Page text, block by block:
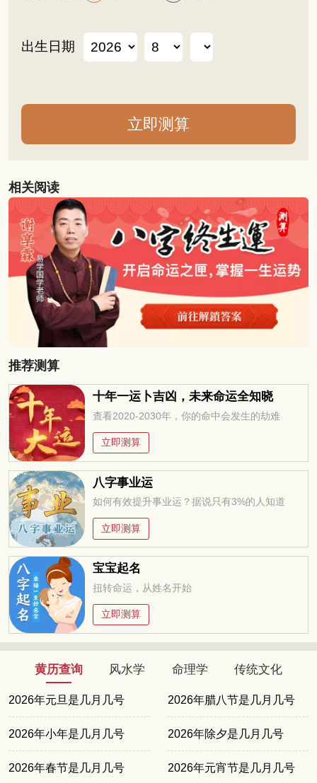
出生日期
相关阅读
推荐测算
十年一运卜吉凶，未来命运全知晓
查看2020-2030年，你的命中会发生的劫难
立即测算
八字事业运
如何有效提升事业运？据说只有3%的人知道
立即测算
宝宝起名
扭转命运，从姓名开始
立即测算
黄历查询 风水学 命理学 传统文化
2026年元旦是几月几号 2026年腊八节是几月几号
2026年小年是几月几号 2026年除夕是几月几号
2026年春节是几月几号 2026年元宵节是几月几号